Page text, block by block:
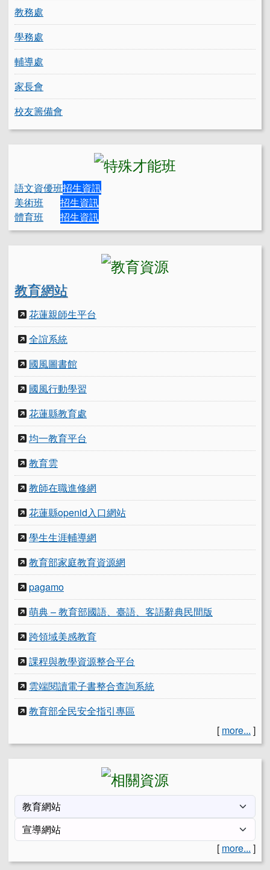
教務處
學務處
輔導處
家長會
校友籌備會
語文資優班招生資訊
美術班
招生資訊
體育班
招生資訊
教育網站
花蓮親師生平台
全誼系統
國風圖書館
國風行動學習
花蓮縣教育處
均一教育平台
教育雲
教師在職進修網
花蓮縣openid入口網站
學生生涯輔導網
教育部家庭教育資源網
pagamo
萌典 – 教育部國語、臺語、客語辭典民間版
跨領域美感教育
課程與教學資源整合平台
雲端閱讀電子書整合查詢系統
教育部全民安全指引專區
[ more... ]
[ more... ]